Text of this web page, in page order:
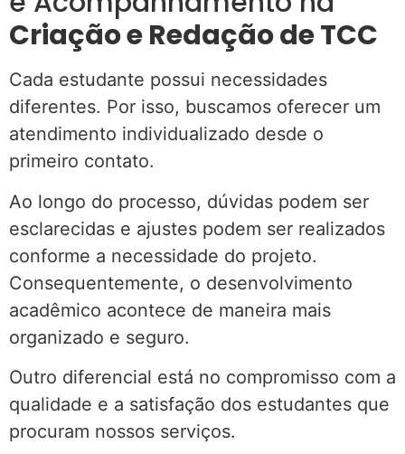
Criação e Redação de TCC
Cada estudante possui necessidades
diferentes. Por isso, buscamos oferecer um
atendimento individualizado desde o
primeiro contato.
Ao longo do processo, dúvidas podem ser
esclarecidas e ajustes podem ser realizados
conforme a necessidade do projeto.
Consequentemente, o desenvolvimento
acadêmico acontece de maneira mais
organizado e seguro.
Outro diferencial está no compromisso com a
qualidade e a satisfação dos estudantes que
procuram nossos serviços.